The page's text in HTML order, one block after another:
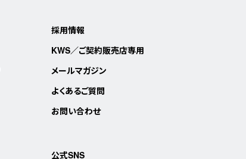
採用情報
KWS／ご契約販売店専用
メールマガジン
よくあるご質問
お問い合わせ
公式SNS